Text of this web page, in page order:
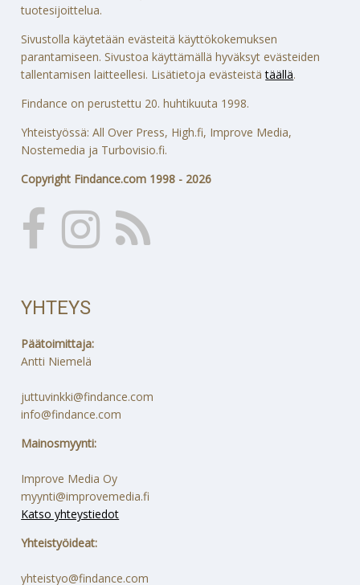
tuotesijoittelua.
Sivustolla käytetään evästeitä käyttökokemuksen
parantamiseen. Sivustoa käyttämällä hyväksyt evästeiden
tallentamisen laitteellesi. Lisätietoja evästeistätäällä.
Findance on perustettu 20. huhtikuuta 1998.
Yhteistyössä: All Over Press, High.fi, Improve Media,
Nostemedia ja Turbovisio.fi.
Copyright Findance.com 1998 - 2026
YHTEYS
Päätoimittaja:
Antti Niemelä
juttuvinkki@findance.com
info@findance.com
Mainosmyynti:
Improve Media Oy
myynti@improvemedia.fi
Katso yhteystiedot
Yhteistyöideat:
yhteistyo@findance.com